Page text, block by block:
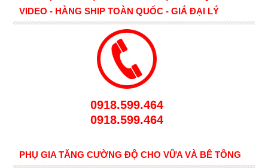
VIDEO - HÀNG SHIP TOÀN QUỐC - GIÁ ĐẠI LÝ
0918.599.464
0918.599.464
PHỤ GIA TĂNG CƯỜNG ĐỘ CHO VỮA VÀ BÊ TÔNG